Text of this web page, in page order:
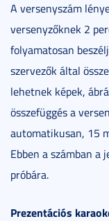
A versenyszám
versenyzőknek 2
folyamatosan
szervezők által
lehetnek képek,
összefüggés a
automatikusan, 15
Ebben a számban a
próbára.
Prezentációs